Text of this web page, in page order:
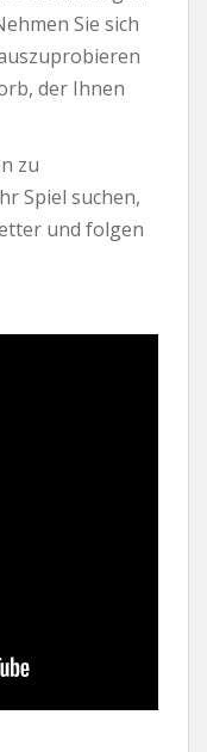
Sie sich
der Ihnen
zu
Spiel suchen,
und folgen